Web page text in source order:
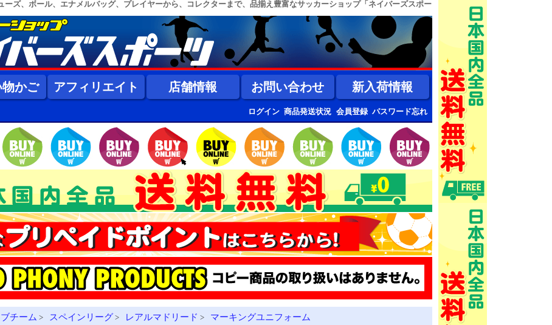
ズ、ボール、エナメルバッグ、プレイヤーから、コレクターまで、品揃え豊富なサッカーショップ「ネイバーズスポー
物かご アフィリエイト 店舗情報 お問い合わせ 新入荷情報
ログイン 商品発送状況 会員登録 パスワード忘れ
チーム > スペインリーグ > レアルマドリード > マーキングユニフォーム